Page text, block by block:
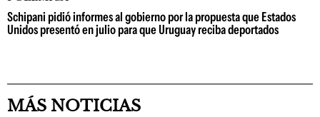
Schipani pidió informes al gobierno por la propuesta que Estados
Unidos presentó en julio para que Uruguay reciba deportados
MÁS NOTICIAS